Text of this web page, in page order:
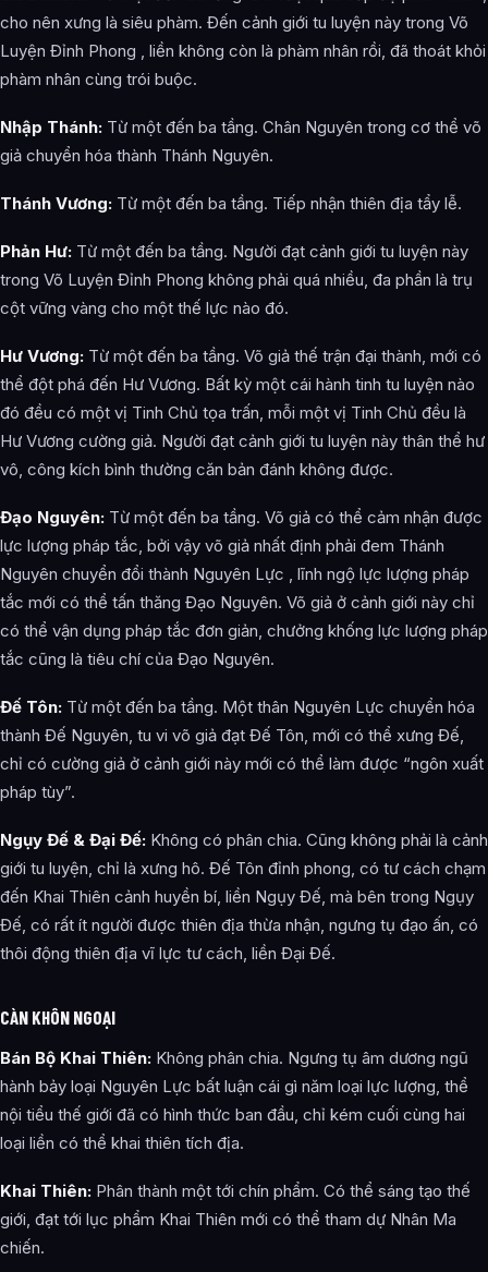
cho nên xưng là siêu phàm. Đến cảnh giới tu luyện này trong Võ
Luyện Đỉnh Phong , liền không còn là phàm nhân rồi, đã thoát khỏi
phàm nhân cùng trói buộc.
Nhập Thánh: Từ một đến ba tầng. Chân Nguyên trong cơ thể võ
giả chuyển hóa thành Thánh Nguyên.
Thánh Vương: Từ một đến ba tầng. Tiếp nhận thiên địa tẩy lễ.
Phản Hư: Từ một đến ba tầng. Người đạt cảnh giới tu luyện này
trong Võ Luyện Đỉnh Phong không phải quá nhiều, đa phần là trụ
cột vững vàng cho một thế lực nào đó.
Hư Vương: Từ một đến ba tầng. Võ giả thế trận đại thành, mới có
thể đột phá đến Hư Vương. Bất kỳ một cái hành tinh tu luyện nào
đó đều có một vị Tinh Chủ tọa trấn, mỗi một vị Tinh Chủ đều là
Hư Vương cường giả. Người đạt cảnh giới tu luyện này thân thể hư
vô, công kích bình thường căn bản đánh không được.
Đạo Nguyên: Từ một đến ba tầng. Võ giả có thể cảm nhận được
lực lượng pháp tắc, bởi vậy võ giả nhất định phải đem Thánh
Nguyên chuyển đổi thành Nguyên Lực , lĩnh ngộ lực lượng pháp
tắc mới có thể tấn thăng Đạo Nguyên. Võ giả ở cảnh giới này chỉ
có thể vận dụng pháp tắc đơn giản, chưởng khống lực lượng pháp
tắc cũng là tiêu chí của Đạo Nguyên.
Đế Tôn: Từ một đến ba tầng. Một thân Nguyên Lực chuyển hóa
thành Đế Nguyên, tu vi võ giả đạt Đế Tôn, mới có thể xưng Đế,
chỉ có cường giả ở cảnh giới này mới có thể làm được “ngôn xuất
pháp tùy”.
Ngụy Đế & Đại Đế: Không có phân chia. Cũng không phải là cảnh
giới tu luyện, chỉ là xưng hô. Đế Tôn đỉnh phong, có tư cách chạm
đến Khai Thiên cảnh huyền bí, liền Ngụy Đế, mà bên trong Ngụy
Đế, có rất ít người được thiên địa thừa nhận, ngưng tụ đạo ấn, có
thôi động thiên địa vĩ lực tư cách, liền Đại Đế.
CÀN KHÔN NGOẠI
Bán Bộ Khai Thiên: Không phân chia. Ngưng tụ âm dương ngũ
hành bảy loại Nguyên Lực bất luận cái gì năm loại lực lượng, thể
nội tiểu thế giới đã có hình thức ban đầu, chỉ kém cuối cùng hai
loại liền có thể khai thiên tích địa.
Khai Thiên: Phân thành một tới chín phẩm. Có thể sáng tạo thế
giới, đạt tới lục phẩm Khai Thiên mới có thể tham dự Nhân Ma
chiến.